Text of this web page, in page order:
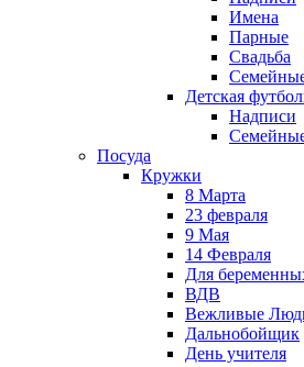
Имена
Парные
Свадьба
Детская
Надписи
Посуда
Кружки
8 Марта
23 февраля
9 Мая
14 Февраля
Для
ВДВ
Вежливые
Дальнобойщик
День учителя